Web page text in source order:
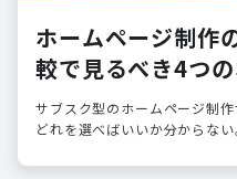
ホームページ制作
較で見るべき4つ
担当者向けガイド
サブスク型のホームページ制作
どれを選べばいいか分からな